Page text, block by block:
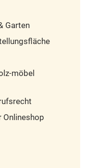
Garten
möbel
Onlineshop